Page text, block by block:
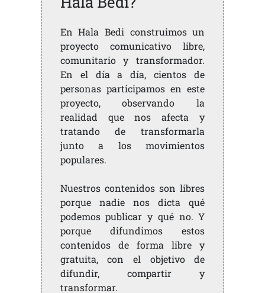
En Hala Bedi construimos un
proyecto comunicativo libre,
comunitario y transformador.
En el día a día, cientos de
personas participamos en este
proyecto, observando la
realidad que nos afecta y
tratando de transformarla
junto a los movimientos
populares.
Nuestros contenidos son libres
porque nadie nos dicta qué
podemos publicar y qué no. Y
porque difundimos estos
contenidos de forma libre y
gratuita, con el objetivo de
difundir, compartir y
transformar.